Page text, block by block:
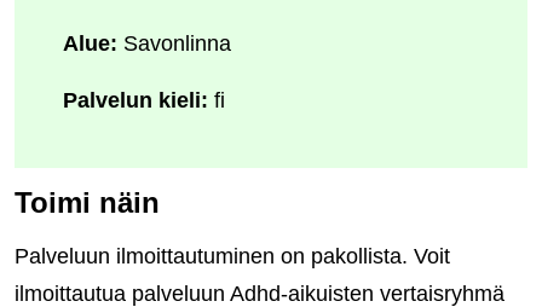
Alue: Savonlinna
Palvelun kieli: fi
Toimi näin
Palveluun ilmoittautuminen on pakollista. Voit
ilmoittautua palveluun Adhd-aikuisten vertaisryhmä